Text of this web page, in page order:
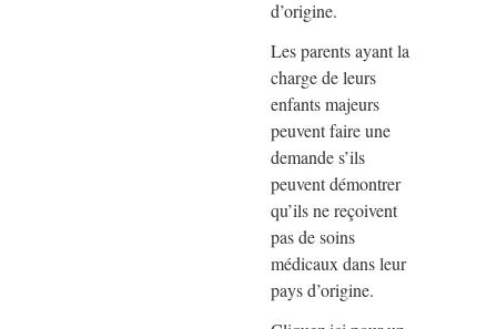
d’origine.
Les parents ayant la
charge de leurs
enfants majeurs
peuvent faire une
demande s’ils
peuvent démontrer
qu’ils ne reçoivent
pas de soins
médicaux dans leur
pays d’origine.